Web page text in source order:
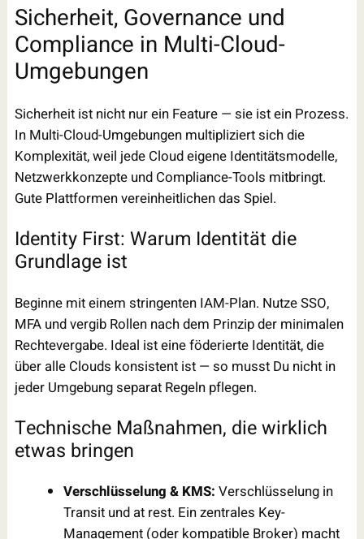
Sicherheit, Governance und
Compliance in Multi-Cloud-
Umgebungen
Sicherheit ist nicht nur ein Feature — sie ist ein Prozess.
In Multi-Cloud-Umgebungen multipliziert sich die
Komplexität, weil jede Cloud eigene Identitätsmodelle,
Netzwerkkonzepte und Compliance-Tools mitbringt.
Gute Plattformen vereinheitlichen das Spiel.
Identity First: Warum Identität die
Grundlage ist
Beginne mit einem stringenten IAM-Plan. Nutze SSO,
MFA und vergib Rollen nach dem Prinzip der minimalen
Rechtevergabe. Ideal ist eine föderierte Identität, die
über alle Clouds konsistent ist — so musst Du nicht in
jeder Umgebung separat Regeln pflegen.
Technische Maßnahmen, die wirklich
etwas bringen
Verschlüsselung & KMS: Verschlüsselung in
Transit und at rest. Ein zentrales Key-
Management (oder kompatible Broker) macht